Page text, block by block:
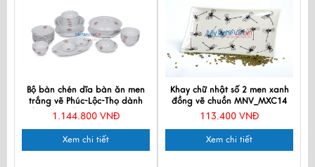
Bộ bàn chén dĩa bàn ăn men
trắng vẽ Phúc-Lộc-Thọ dành
cho 10 người MNV-BBA02-13
1.144.800 VNĐ
Xem chi tiết
Khay chữ nhật số 2 men xanh
đồng vẽ chuồn MNV_MXC14
113.400 VNĐ
Xem chi tiết